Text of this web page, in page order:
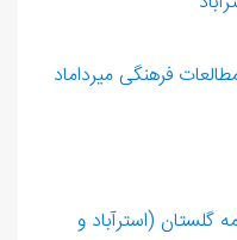
گلستان (استرآباد و